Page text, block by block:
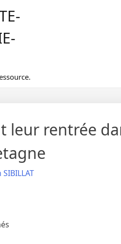
leur rentrée
SIBILLAT